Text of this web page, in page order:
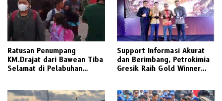
Ratusan Penumpang
KM.Drajat dari Bawean Tiba
Selamat di Pelabuhan
Support Informasi Akurat
dan Berimbang, Petrokimia
Gresik Raih Gold Winner